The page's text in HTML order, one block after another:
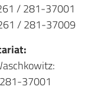
/ 281-37001
/ 281-37009
37001